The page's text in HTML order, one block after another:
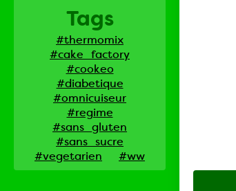
Tags
#thermomix
#cake_factory
#cookeo
#diabetique
#omnicuiseur
#regime
#sans_gluten
#sans_sucre
#vegetarien
#ww